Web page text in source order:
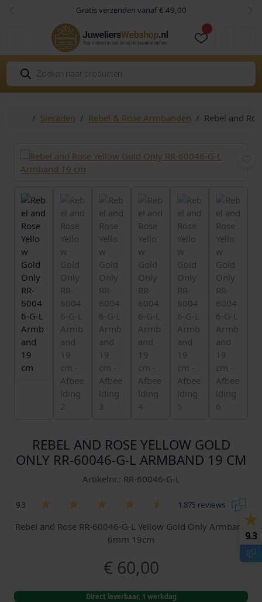
Skip to content
Skip to footer Gratis verzenden vanaf € 49,00
Vorige
P
o
d
HomeSieraden Rebel & Rose Armbanden Rebel and
REBEL AND ROSE YELLOW GOLD
ONLY RR-60046-G-L ARMBAND 19 CM
Artikelnr.: RR-60046-G-L
9.3 1.875 reviews
Rebel and Rose RR-60046-G-L Yellow Gold Only Armband
6mm 19cm
€60,00
Direct leverbaar, 1 werkdag
9.3